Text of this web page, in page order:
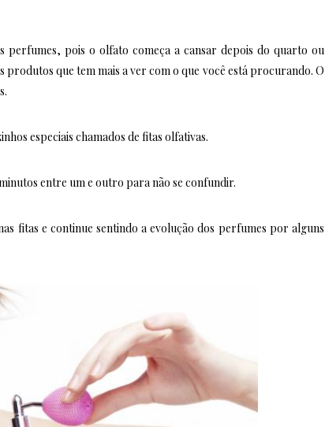
perfumes, pois o olfato começa a cansar depois do quarto ou
que tem mais a ver com o que você está procurando. O
especiais chamados de fitas olfativas.
entre um e outro para não se confundir.
fitas e continue sentindo a evolução dos perfumes por alguns